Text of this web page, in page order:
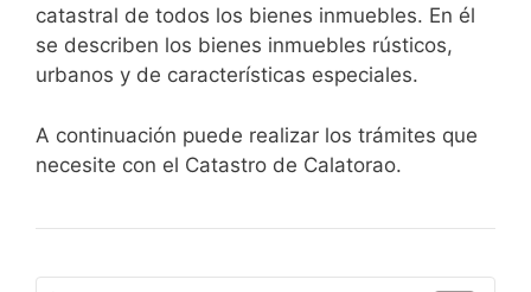
catastral de todos los bienes inmuebles. En él
se describen los bienes inmuebles rústicos,
urbanos y de características especiales.
A continuación puede realizar los trámites que
necesite con el Catastro de Calatorao.